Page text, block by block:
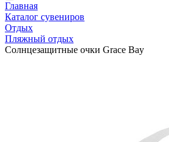
Главная
Каталог сувениров
Отдых
Пляжный отдых
Солнцезащитные очки Grace Bay